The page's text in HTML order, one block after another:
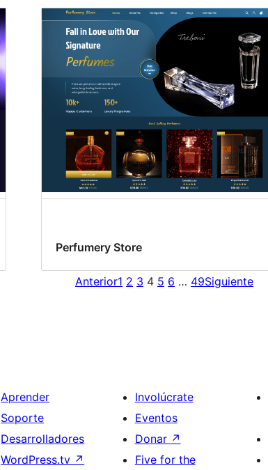
Perfumery Store
Anterior1 2 3 4 5 6 … 49Siguiente
Aprender
Soporte
Desarrolladores
WordPress.tv ↗
Involúcrate
Eventos
Donar ↗
Five for the